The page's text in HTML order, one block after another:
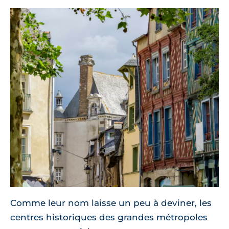
Comme leur nom laisse un peu à deviner, les
centres historiques des grandes métropoles